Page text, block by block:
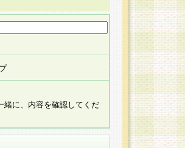
については、会員に対
い時期をもってその効
で提 供いただいたも
提供を希望されない場
ないことによって、当
とを予めご了承くださ
に、内容を確認してくだ